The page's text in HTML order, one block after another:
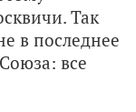
Так
в последнее
все